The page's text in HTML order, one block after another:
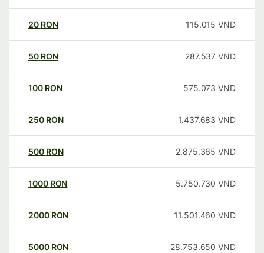
20 RON 115.015 VND
50 RON 287.537 VND
100 RON 575.073 VND
250 RON 1.437.683 VND
500 RON 2.875.365 VND
1000 RON 5.750.730 VND
2000 RON 11.501.460 VND
5000 RON 28.753.650 VND